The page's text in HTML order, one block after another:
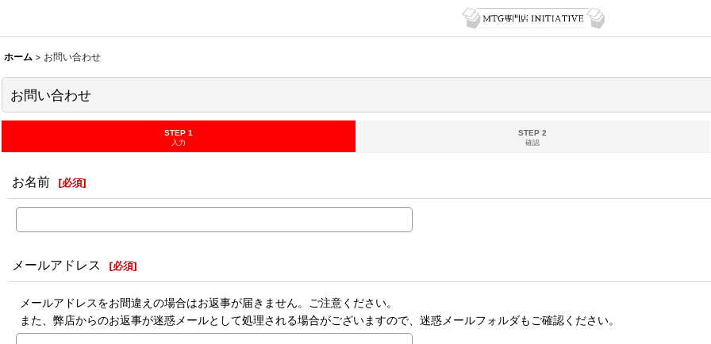
ホーム > お問い合わせ
お問い合わせ
STEP 1
入力
STEP 2
確認
お名前 [必須]
メールアドレス [必須]
メールアドレスをお間違えの場合はお返事が届きません。ご注意ください。
また、弊店からのお返事が迷惑メールとして処理される場合がございますので、迷惑メールフォルダもご確認ください。